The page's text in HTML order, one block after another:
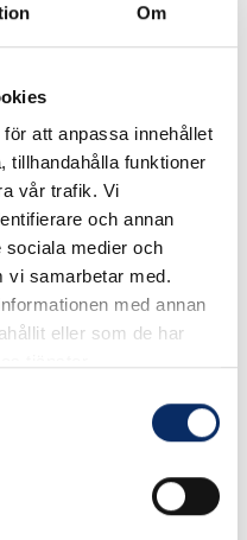
Om
att anpassa innehållet
tillhandahålla funktioner
vår trafik. Vi
och annan
sociala medier och
vi samarbetar med.
med annan
eller som de har